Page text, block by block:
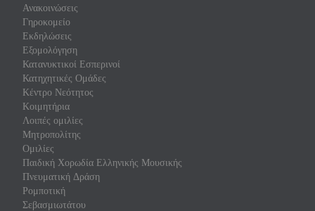
Ανακοινώσεις
Γηροκομείο
Εκδηλώσεις
Εξομολόγηση
Κατανυκτικοί Εσπερινοί
Κατηχητικές Ομάδες
Κέντρο Νεότητος
Κοιμητήρια
Λοιπές ομιλίες
Μητροπολίτης
Ομιλίες
Παιδική Χορωδία Ελληνικής Μουσικής
Πνευματική Δράση
Ρομποτική
Σεβασμιωτάτου